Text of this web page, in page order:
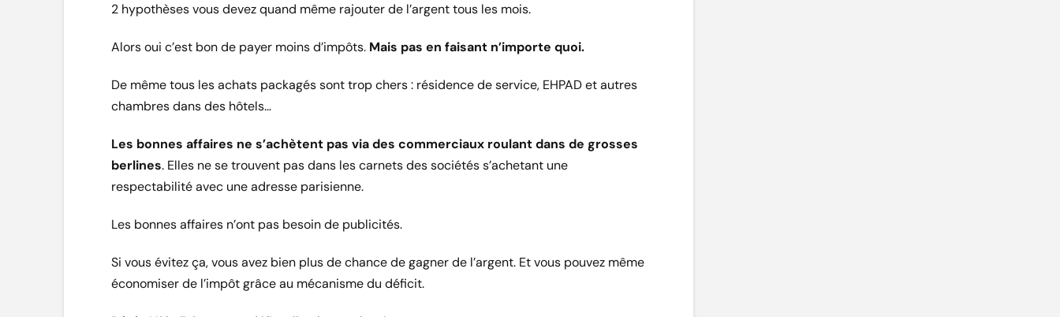
2 hypothèses vous devez quand même rajouter de l’argent tous les mois.
Alors oui c’est bon de payer moins d’impôts. Mais pas en faisant n’importe quoi.
De même tous les achats packagés sont trop chers : résidence de service, EHPAD et autres
chambres dans des hôtels…
Les bonnes affaires ne s’achètent pas via des commerciaux roulant dans de grosses
berlines. Elles ne se trouvent pas dans les carnets des sociétés s’achetant une
respectabilité avec une adresse parisienne.
Les bonnes affaires n’ont pas besoin de publicités.
Si vous évitez ça, vous avez bien plus de chance de gagner de l’argent. Et vous pouvez même
économiser de l’impôt grâce au mécanisme du déficit.